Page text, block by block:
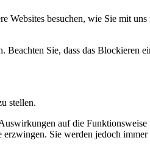
Websites besuchen, wie Sie mit
Sie, dass das Blockieren
stellen.
auf die Funktionsweise
Sie werden jedoch